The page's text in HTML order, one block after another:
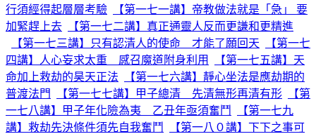
行須經得起層層考驗
【第一七一講】帝教做法就是「急」 要
加緊趕上去
【第一七二講】真正通靈人反而更謙和更精進
【第一七三講】只有認清人的使命 才能了願回天
【第一七
四講】人心妄求太重 感召魔道附身利用
【第一七五講】天
命加上救劫的昊天正法
【第一七六講】靜心坐法是應劫期的
普渡法門
【第一七七講】甲子總清 先清無形再清有形
【第
一七八講】甲子年化險為夷 乙丑年亟須奮鬥
【第一七九
講】救劫先決條件須先自我奮鬥
【第一八０講】下下之事可